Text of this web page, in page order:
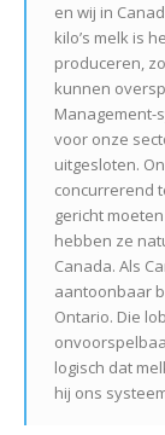
en wij in
kilo’s melk is
produceren,
kunnen
Management-
voor onze
uitgesloten.
concurrerend
gericht
hebben ze
Canada. Als
aantoonbaar
Ontario. Die
logisch dat
hij ons